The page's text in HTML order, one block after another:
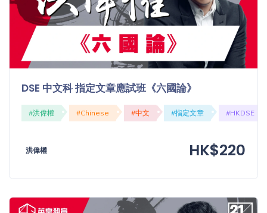
DSE 中文科 指定文章應試班《六國論》
#洪偉權 #Chinese #中文 #指定文章 #HKDSE
洪偉權 HK$220